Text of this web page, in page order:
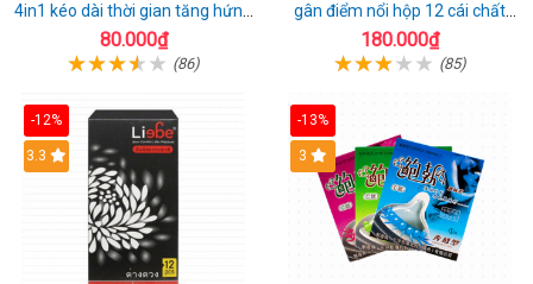
4in1 kéo dài thời gian tăng hứng
thú hộp 10
80.000₫
(86)
gân điểm nổi hộp 12 cái chất
lượng
180.000₫
(85)
-12%
3.3
-13%
3